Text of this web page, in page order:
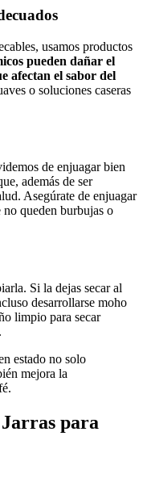
usamos productos
pueden dañar el
afectan el sabor del
o soluciones caseras
de enjuagar bien
además de ser
Asegúrate de enjuagar
no queden burbujas o
Si la dejas secar al
desarrollarse moho
limpio para secar
estado no solo
mejora la
para